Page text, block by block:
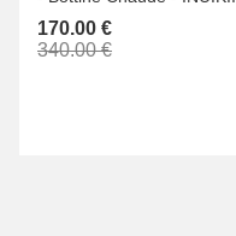
170.00 €
340.00 €